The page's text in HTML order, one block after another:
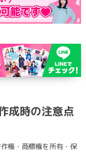
成時の注意点
権・商標権を所有・保